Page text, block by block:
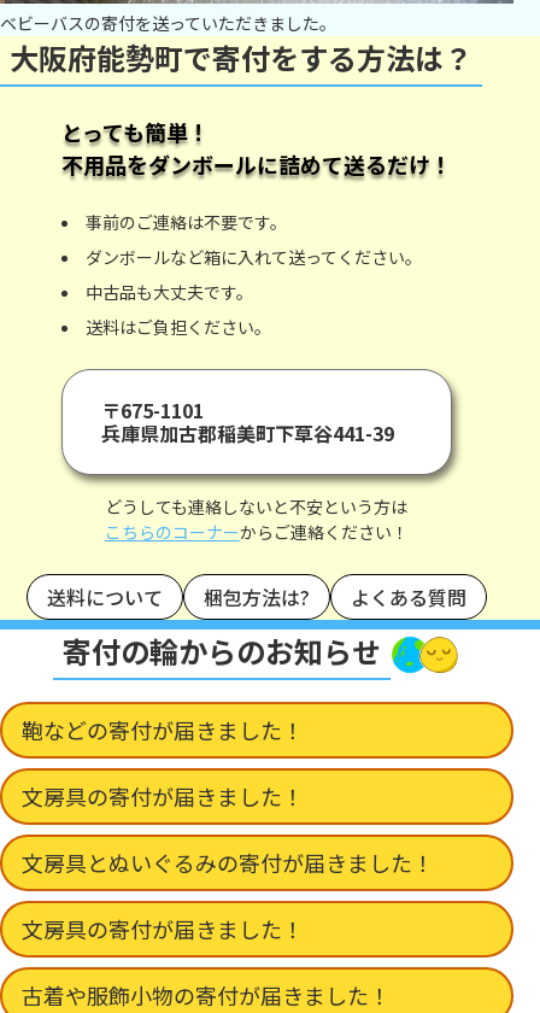
ベビーバスの寄付を送っていただきました。
大阪府能勢町で寄付をする方法は？
とっても簡単！
不用品をダンボールに詰めて送るだけ！
事前のご連絡は不要です。
ダンボールなど箱に入れて送ってください。
中古品も大丈夫です。
送料はご負担ください。
〒675-1101
兵庫県加古郡稲美町下草谷441-39
どうしても連絡しないと不安という方は
こちらのコーナーからご連絡ください！
送料について 梱包方法は? よくある質問
寄付の輪からのお知らせ
鞄などの寄付が届きました！
文房具の寄付が届きました！
文房具とぬいぐるみの寄付が届きました！
文房具の寄付が届きました！
古着や服飾小物の寄付が届きました！